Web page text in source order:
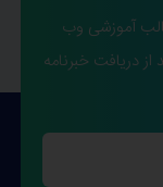
آموزشی وب
دریافت خبرنامه